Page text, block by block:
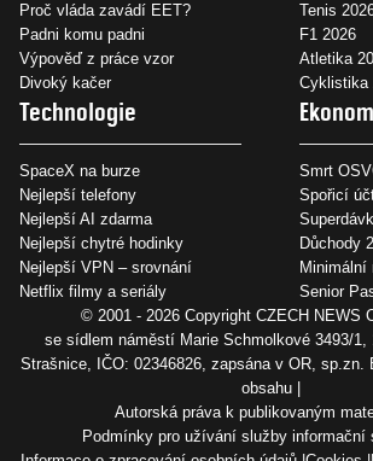
Proč vláda zavádí EET?
Padni komu padni
Výpověď z práce vzor
Divoký kačer
Tenis
F1 2026
Atletika
Cyklistika
Technologie
SpaceX na burze
Nejlepší telefony
Nejlepší AI zdarma
Nejlepší chytré hodinky
Nejlepší VPN – srovnání
Netflix filmy a seriály
Smrt
Spořicí
Důchody
Minimální
Senior
© 2001 - 2026 Copyright CZECH NEWS
se sídlem náměstí Marie Schmolkové 3493/1,
Strašnice, IČO: 02346826, zapsána v OR, sp.zn.
obsahu
Autorská práva k publikovaným
Podmínky pro užívání služby informační